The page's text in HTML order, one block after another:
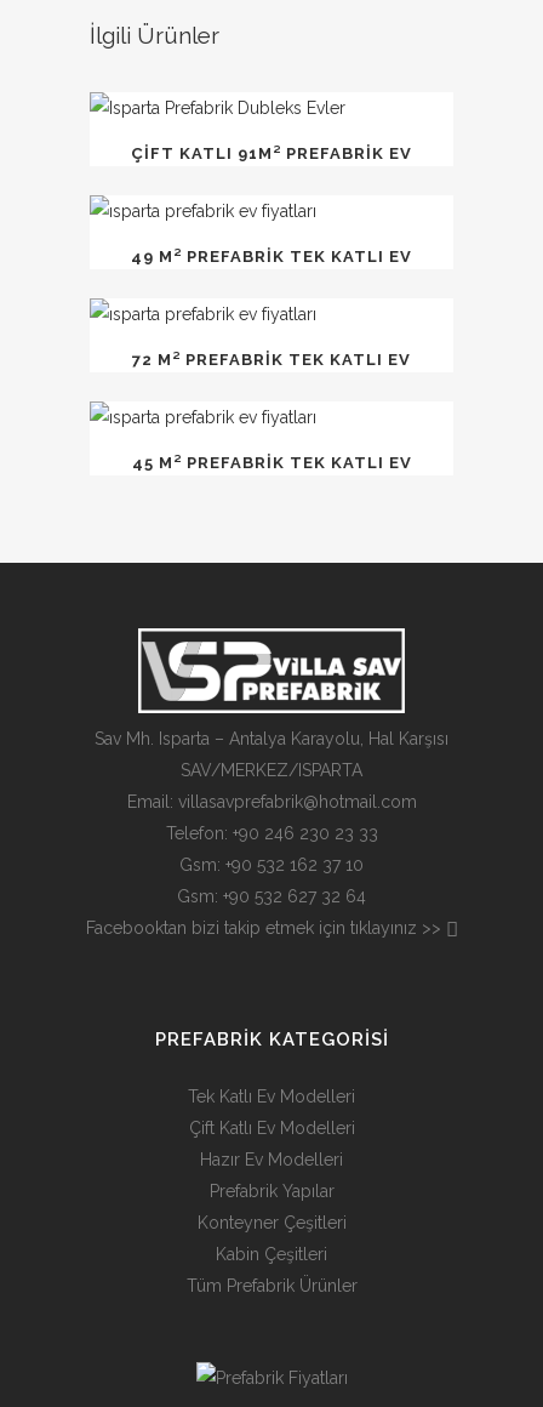
İlgili Ürünler
ÇİFT KATLI 91M² PREFABRİK EV
49 M² PREFABRİK TEK KATLI EV
72 M² PREFABRİK TEK KATLI EV
45 M² PREFABRİK TEK KATLI EV
Sav Mh. Isparta – Antalya Karayolu, Hal Karşısı
SAV/MERKEZ/ISPARTA
Email: villasavprefabrik@hotmail.com
Telefon: +90 246 230 23 33
Gsm: +90 532 162 37 10
Gsm: +90 532 627 32 64
Facebooktan bizi takip etmek için tıklayınız >>
PREFABRIK KATEGORISI
Tek Katlı Ev Modelleri
Çift Katlı Ev Modelleri
Hazır Ev Modelleri
Prefabrik Yapılar
Konteyner Çeşitleri
Kabin Çeşitleri
Tüm Prefabrik Ürünler